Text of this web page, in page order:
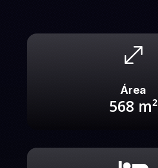
.
Área
568 m²